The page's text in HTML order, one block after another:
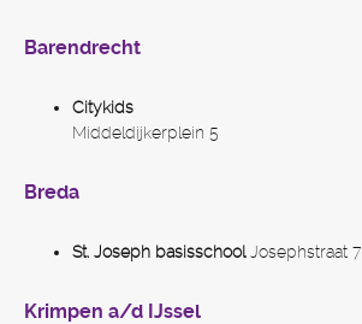
Barendrecht
Citykids
Middeldijkerplein 5
Breda
St. Joseph basisschoolJosephstraat 7
Krimpen a/d IJssel